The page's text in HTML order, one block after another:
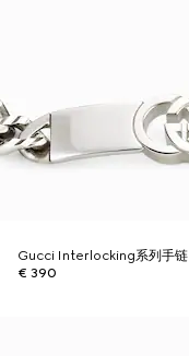
Gucci Interlocking系列手链
€ 390